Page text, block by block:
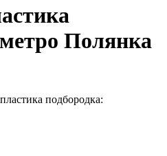
Полянка
подбородка: